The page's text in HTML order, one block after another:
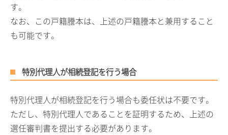
す。
なお、この戸籍謄本は、上述の戸籍謄本と兼用すること
も可能です。
特別代理人が相続登記を行う場合
特別代理人が相続登記を行う場合も委任状は不要です。
ただし、特別代理人であることを証明するため、上述の
選任審判書を提出する必要があります。